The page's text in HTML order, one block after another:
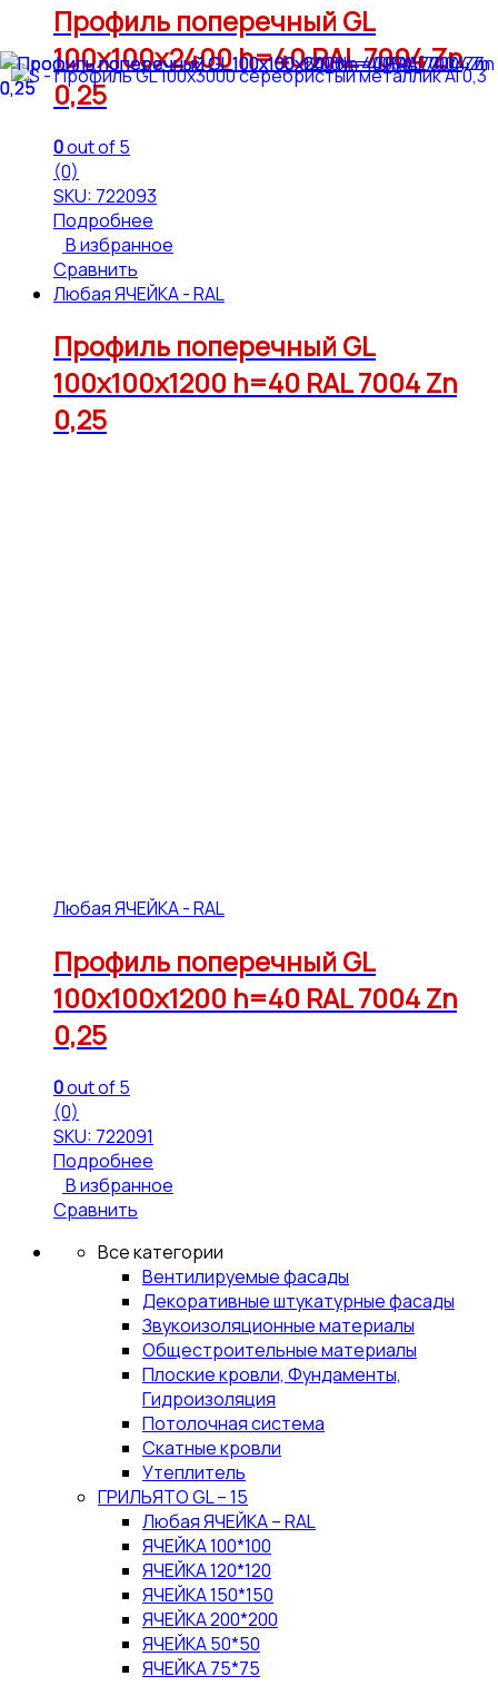
Профиль поперечный GL
100х100х2400 h=40 RAL 7004 Zn
0,25
0out of 5
(0)
SKU: 722093
Подробнее
В избранное
Сравнить
Любая ЯЧЕЙКА - RAL
Профиль поперечный GL
100х100х1200 h=40 RAL 7004 Zn
0,25
Любая ЯЧЕЙКА - RAL
Профиль поперечный GL
100х100х1200 h=40 RAL 7004 Zn
0,25
0out of 5
(0)
SKU: 722091
Подробнее
В избранное
Сравнить
Все категории
Вентилируемые фасады
Декоративные штукатурные фасады
Звукоизоляционные материалы
Общестроительные материалы
Плоские кровли, Фундаменты,
Гидроизоляция
Потолочная система
Скатные кровли
Утеплитель
ГРИЛЬЯТО GL – 15
Любая ЯЧЕЙКА – RAL
ЯЧЕЙКА 100*100
ЯЧЕЙКА 120*120
ЯЧЕЙКА 150*150
ЯЧЕЙКА 200*200
ЯЧЕЙКА 50*50
ЯЧЕЙКА 75*75